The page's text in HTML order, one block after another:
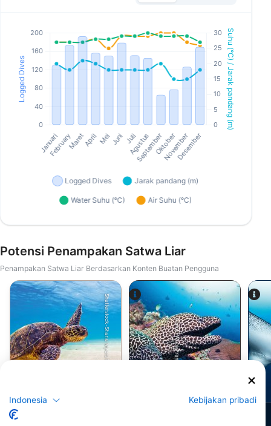
Potensi Penampakan Satwa Liar
Penampakan Satwa Liar Berdasarkan Konten Buatan Pengguna
Shutterstock-Shane Myers Photography Alamy-WaterFrame
Indonesia Kebijakan pribadi